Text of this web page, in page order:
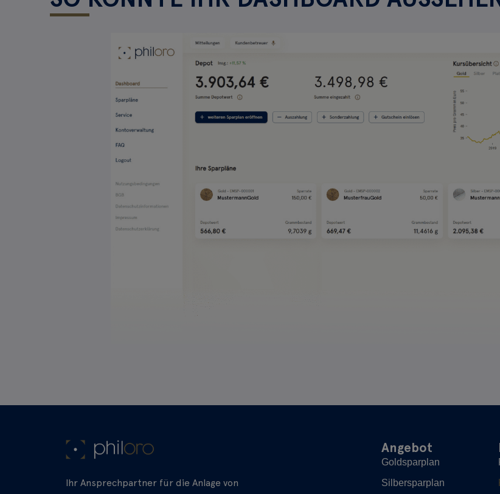
Ihr Ansprechpartner für die Anlage von
Angebot
Goldsparplan
Silbersparplan